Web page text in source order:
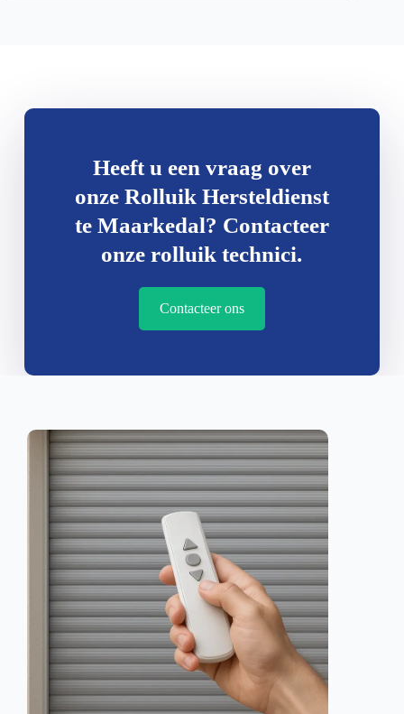
Heeft u een vraag over
onze Rolluik Hersteldienst
te Maarkedal? Contacteer
onze rolluik technici.
Contacteer ons